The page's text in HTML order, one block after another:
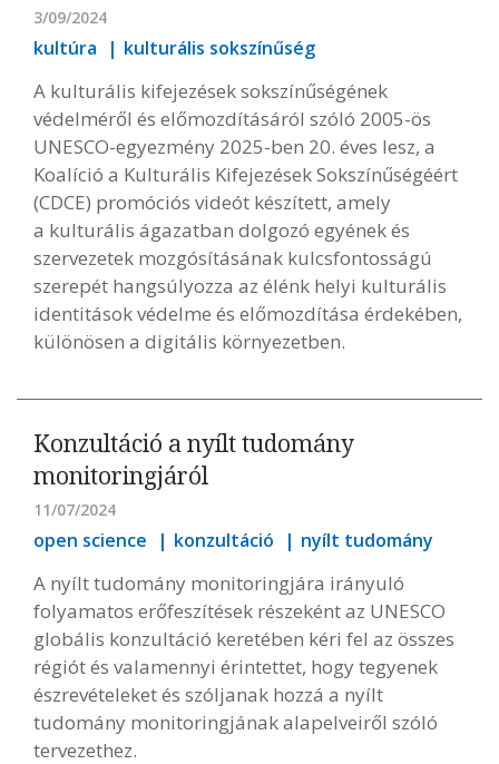
3/09/2024
kultúra kulturális sokszínűség
A kulturális kifejezések sokszínűségének
védelméről és előmozdításáról szóló 2005-ös
UNESCO-egyezmény 2025-ben 20. éves lesz, a
Koalíció a Kulturális Kifejezések Sokszínűségéért
(CDCE) promóciós videót készített, amely
a kulturális ágazatban dolgozó egyének és
szervezetek mozgósításának kulcsfontosságú
szerepét hangsúlyozza az élénk helyi kulturális
identitások védelme és előmozdítása érdekében,
különösen a digitális környezetben.
Konzultáció a nyílt tudomány
monitoringjáról
11/07/2024
open science konzultáció nyílt tudomány
A nyílt tudomány monitoringjára irányuló
folyamatos erőfeszítések részeként az UNESCO
globális konzultáció keretében kéri fel az összes
régiót és valamennyi érintettet, hogy tegyenek
észrevételeket és szóljanak hozzá a nyílt
tudomány monitoringjának alapelveiről szóló
tervezethez.